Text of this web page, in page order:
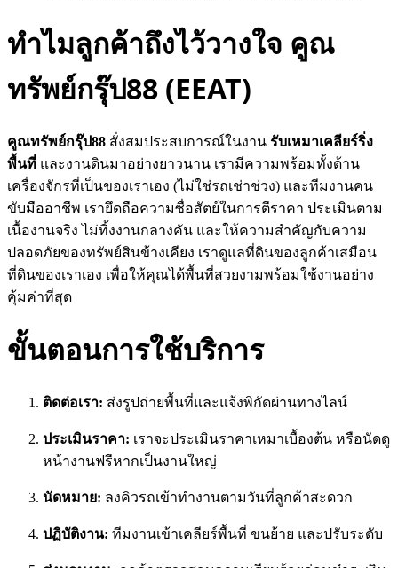
ทำไมลูกค้าถึงไว้วางใจ คูณ
ทรัพย์กรุ๊ป88 (EEAT)
คูณทรัพย์กรุ๊ป88 สั่งสมประสบการณ์ในงาน รับเหมาเคลียร์ริ่ง
พื้นที่ และงานดินมาอย่างยาวนาน เรามีความพร้อมทั้งด้าน
เครื่องจักรที่เป็นของเราเอง (ไม่ใช่รถเช่าช่วง) และทีมงานคน
ขับมืออาชีพ เรายึดถือความซื่อสัตย์ในการตีราคา ประเมินตาม
เนื้องานจริง ไม่ทิ้งงานกลางคัน และให้ความสำคัญกับความ
ปลอดภัยของทรัพย์สินข้างเคียง เราดูแลที่ดินของลูกค้าเสมือน
ที่ดินของเราเอง เพื่อให้คุณได้พื้นที่สวยงามพร้อมใช้งานอย่าง
คุ้มค่าที่สุด
ขั้นตอนการใช้บริการ
ติดต่อเรา: ส่งรูปถ่ายพื้นที่และแจ้งพิกัดผ่านทางไลน์
ประเมินราคา: เราจะประเมินราคาเหมาเบื้องต้น หรือนัดดู
หน้างานฟรีหากเป็นงานใหญ่
นัดหมาย: ลงคิวรถเข้าทำงานตามวันที่ลูกค้าสะดวก
ปฏิบัติงาน: ทีมงานเข้าเคลียร์พื้นที่ ขนย้าย และปรับระดับ